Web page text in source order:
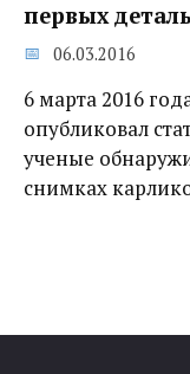
первых
06.03.2016
6 марта 2016
опубликовал
ученые
снимках
записям